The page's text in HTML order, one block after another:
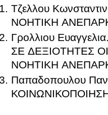
Τζελλου
ΝΟΗΤΙΚΗ
Γρολλιου
ΣΕ ΔΕΞΙΟΤΗΤΕΣ
ΝΟΗΤΙΚΗ
Παπαδοπουλου